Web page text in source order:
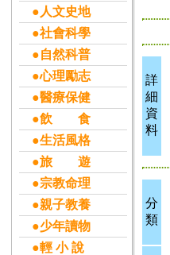
●人文史地
●社會科學
●自然科普
●心理勵志
●醫療保健
●飲 食
●生活風格
●旅 遊
●宗教命理
●親子教養
●少年讀物
●輕 小 說
詳
細
資
料
分
類